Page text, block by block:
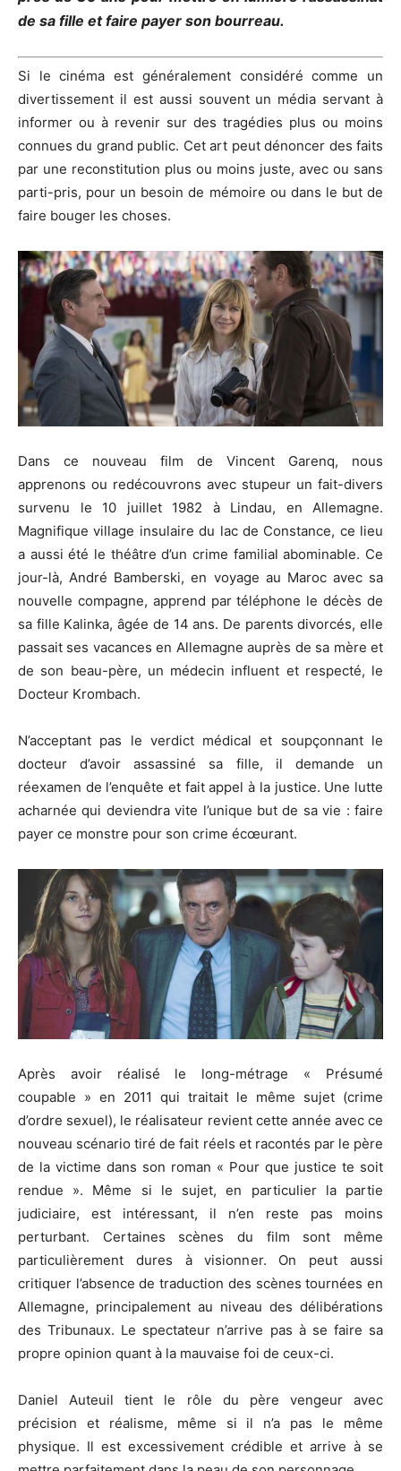
de sa fille et faire payer son bourreau.
Si le cinéma est généralement considéré comme un
divertissement il est aussi souvent un média servant à
informer ou à revenir sur des tragédies plus ou moins
connues du grand public. Cet art peut dénoncer des faits
par une reconstitution plus ou moins juste, avec ou sans
parti-pris, pour un besoin de mémoire ou dans le but de
faire bouger les choses.
Dans ce nouveau film de Vincent Garenq, nous
apprenons ou redécouvrons avec stupeur un fait-divers
survenu le 10 juillet 1982 à Lindau, en Allemagne.
Magnifique village insulaire du lac de Constance, ce lieu
a aussi été le théâtre d’un crime familial abominable. Ce
jour-là, André Bamberski, en voyage au Maroc avec sa
nouvelle compagne, apprend par téléphone le décès de
sa fille Kalinka, âgée de 14 ans. De parents divorcés, elle
passait ses vacances en Allemagne auprès de sa mère et
de son beau-père, un médecin influent et respecté, le
Docteur Krombach.
N’acceptant pas le verdict médical et soupçonnant le
docteur d’avoir assassiné sa fille, il demande un
réexamen de l’enquête et fait appel à la justice. Une lutte
acharnée qui deviendra vite l’unique but de sa vie : faire
payer ce monstre pour son crime écœurant.
Après avoir réalisé le long-métrage « Présumé
coupable » en 2011 qui traitait le même sujet (crime
d’ordre sexuel), le réalisateur revient cette année avec ce
nouveau scénario tiré de fait réels et racontés par le père
de la victime dans son roman « Pour que justice te soit
rendue ». Même si le sujet, en particulier la partie
judiciaire, est intéressant, il n’en reste pas moins
perturbant. Certaines scènes du film sont même
particulièrement dures à visionner. On peut aussi
critiquer l’absence de traduction des scènes tournées en
Allemagne, principalement au niveau des délibérations
des Tribunaux. Le spectateur n’arrive pas à se faire sa
propre opinion quant à la mauvaise foi de ceux-ci.
Daniel Auteuil tient le rôle du père vengeur avec
précision et réalisme, même si il n’a pas le même
physique. Il est excessivement crédible et arrive à se